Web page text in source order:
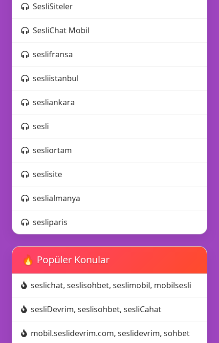
🎈
SesliSiteler
SesliChat Mobil
seslifransa
sesliistanbul
sesliankara
sesli
sesliortam
seslisite
seslialmanya
sesliparis
🔥 Popüler Konular
seslichat, seslisohbet, seslimobil, mobilsesli
sesliDevrim, seslisohbet, sesliCahat
mobil.seslidevrim.com, seslidevrim, sohbet